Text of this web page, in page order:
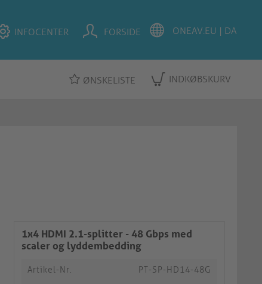
INFOCENTER FORSIDE
ØNSKELISTE INDKØBSKURV
1x4 HDMI 2.1-splitter - 48 Gbps med
scaler og lyddembedding
Artikel-Nr. PT-SP-HD14-48G